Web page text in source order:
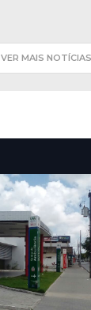
VER MAIS NOTÍCIAS